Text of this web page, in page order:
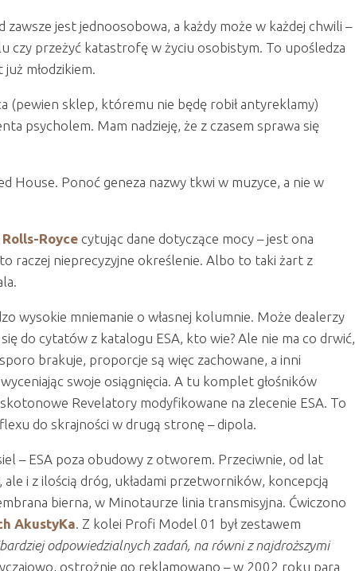
jest jednoosobowa, a każdy może w każdej chwili –
czy przeżyć katastrofę w życiu osobistym. To upośledza
młodzikiem.
(pewien sklep, któremu nie będę robił antyreklamy)
psycholem. Mam nadzieję, że z czasem sprawa się
House. Ponoć geneza nazwy tkwi w muzyce, a nie w
Royce cytując dane dotyczące mocy – jest ona
raczej nieprecyzyjne określenie. Albo to taki żart z
wysokie mniemanie o własnej kolumnie. Może dealerzy
do cytatów z katalogu ESA, kto wie? Ale nie ma co drwić,
brakuje, proporcje są więc zachowane, a inni
swoje osiągnięcia. A tu komplet głośników
Revelatory modyfikowane na zlecenie ESA. To
do skrajności w drugą stronę – dipola.
– ESA poza obudowy z otworem. Przeciwnie, od lat
i z ilością dróg, układami przetworników, koncepcją
bierna, w Minotaurze linia transmisyjna. Ćwiczono
AkustyKa. Z kolei Profi Model 01 był zestawem
odpowiedzialnych zadań, na równi z najdroższymi
ostrożnie go reklamowano – w 2002 roku para